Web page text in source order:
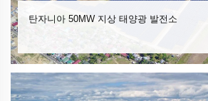
탄자니아 50MW 지상 태양광 발전소